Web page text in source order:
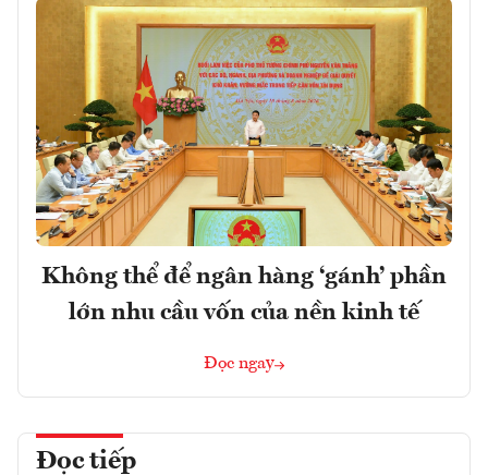
Không thể để ngân hàng ‘gánh’ phần
lớn nhu cầu vốn của nền kinh tế
Đọc ngay
Đọc tiếp